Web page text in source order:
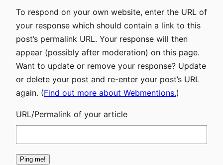
To respond on your own website, enter the URL of
your response which should contain a link to this
post’s permalink URL. Your response will then
appear (possibly after moderation) on this page.
Want to update or remove your response? Update
or delete your post and re-enter your post’s URL
again. (Find out more about Webmentions.)
URL/Permalink of your article